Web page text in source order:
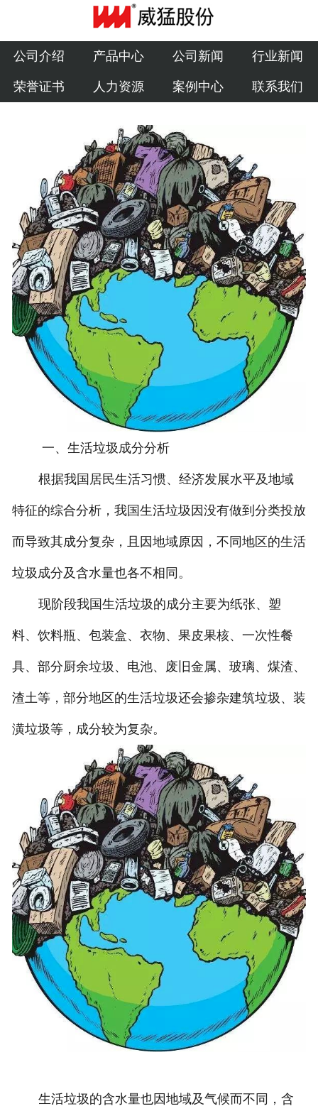
公司介绍
产品中心
公司新闻
荣誉证书
人力资源
案例中心
联系我们
公司介绍 产品中心 公司新闻 行业新闻
荣誉证书 人力资源 案例中心 联系我们
一、生活垃圾成分分析
根据我国居民生活习惯、经济发展水平及地域
特征的综合分析，我国生活垃圾因没有做到分类投放
而导致其成分复杂，且因地域原因，不同地区的生活
垃圾成分及含水量也各不相同。
现阶段我国生活垃圾的成分主要为纸张、塑
料、饮料瓶、包装盒、衣物、果皮果核、一次性餐
具、部分厨余垃圾、电池、废旧金属、玻璃、煤渣、
渣土等，部分地区的生活垃圾还会掺杂建筑垃圾、装
潢垃圾等，成分较为复杂。
生活垃圾的含水量也因地域及气候而不同，含